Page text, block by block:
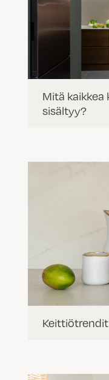
Mitä
sisältyy?